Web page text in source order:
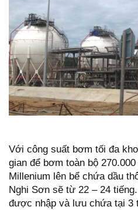
Với công suất bơm tối đa
gian để bơm toàn bộ
Millenium lên bể chứa dầu
Nghi Sơn sẽ từ 22 – 24
được nhập và lưu chứa tại 3